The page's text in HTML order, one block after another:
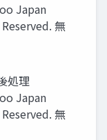
Japan
無
処理
Japan
無